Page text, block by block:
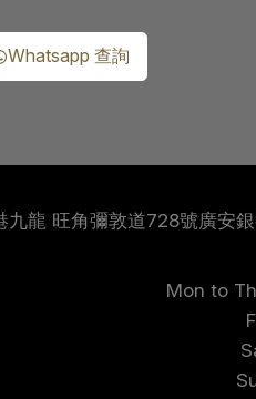
Whatsapp 查詢
九龍 旺角彌敦道728號廣安
Mon to